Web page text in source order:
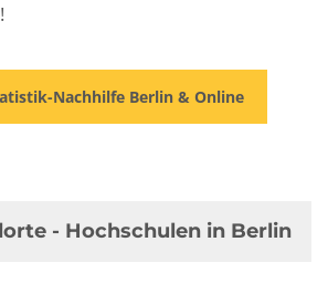
Nachhilfe Berlin & Online
- Hochschulen in Berlin